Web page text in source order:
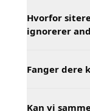
Hvorfor
ignorerer
Fanger dere
Kan vi